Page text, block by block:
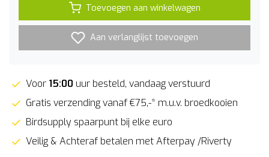
Toevoegen aan winkelwagen
Aan verlanglijst toevoegen
Voor 15:00 uur besteld, vandaag verstuurd
Gratis verzending vanaf €75,-* m.u.v. broedkooien
Birdsupply spaarpunt bij elke euro
Veilig & Achteraf betalen met Afterpay /Riverty